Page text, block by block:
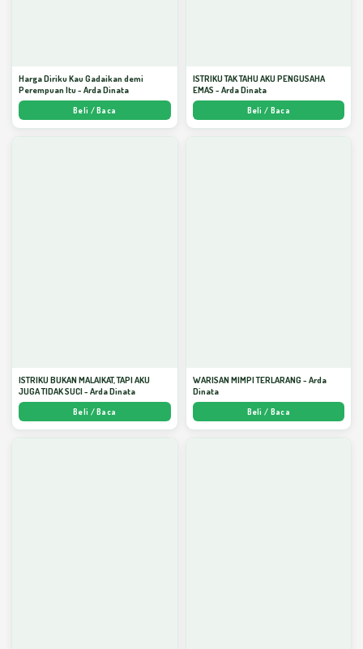
Harga Diriku Kau Gadaikan demi
Perempuan Itu - Arda Dinata
Beli / Baca
ISTRIKU TAK TAHU AKU PENGUSAHA
EMAS - Arda Dinata
Beli / Baca
ISTRIKU BUKAN MALAIKAT, TAPI AKU
JUGA TIDAK SUCI - Arda Dinata
Beli / Baca
WARISAN MIMPI TERLARANG - Arda
Dinata
Beli / Baca